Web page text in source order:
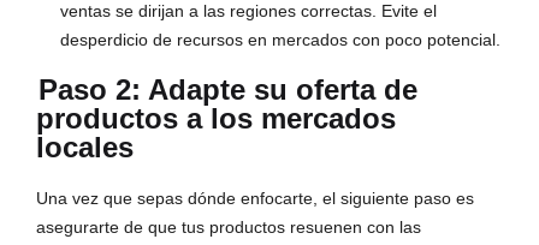
ventas se dirijan a las regiones correctas. Evite el
desperdicio de recursos en mercados con poco potencial.
Paso 2: Adapte su oferta de
productos a los mercados
locales
Una vez que sepas dónde enfocarte, el siguiente paso es
asegurarte de que tus productos resuenen con las